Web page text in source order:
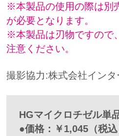
※本製品の使用の際は別
が必要となります。
※本製品は刃物ですので
注意ください。
撮影協力:株式会社インタ
HGマイクロチゼル単
●価格：￥1,045（税